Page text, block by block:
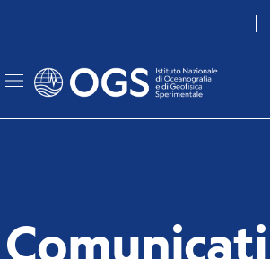
principale
Comunicati